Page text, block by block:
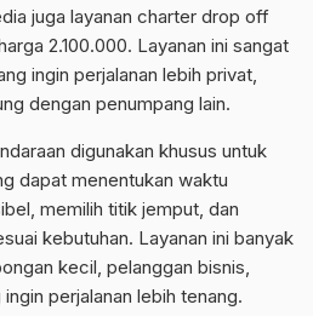
juga layanan charter drop off
2.100.000. Layanan ini sangat
ingin perjalanan lebih privat,
dengan penumpang lain.
digunakan khusus untuk
dapat menentukan waktu
memilih titik jemput, dan
kebutuhan. Layanan ini banyak
kecil, pelanggan bisnis,
perjalanan lebih tenang.